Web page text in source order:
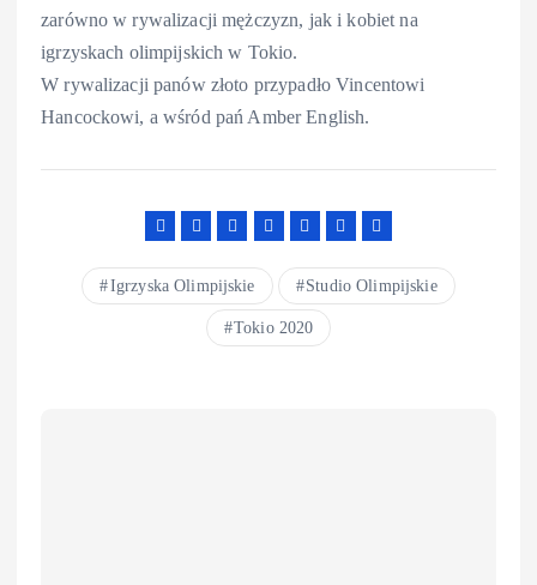
zarówno w rywalizacji mężczyzn, jak i kobiet na
igrzyskach olimpijskich w Tokio.
W rywalizacji panów złoto przypadło Vincentowi
Hancockowi, a wśród pań Amber English.
Igrzyska Olimpijskie Studio Olimpijskie
Tokio 2020